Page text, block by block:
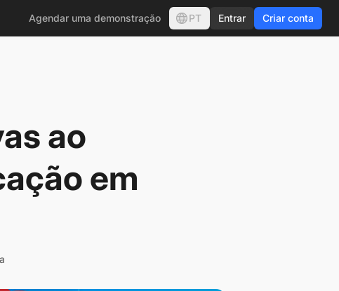
Agendar uma demonstração PT Entrar Criar conta
ao
em